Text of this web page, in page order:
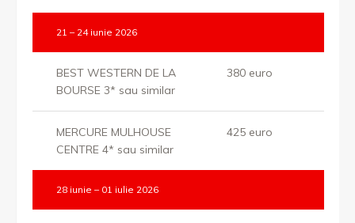
21 – 24 iunie 2026
BEST WESTERN DE LA
BOURSE 3* sau similar
380 euro
MERCURE MULHOUSE
CENTRE 4* sau similar
425 euro
28 iunie – 01 iulie 2026